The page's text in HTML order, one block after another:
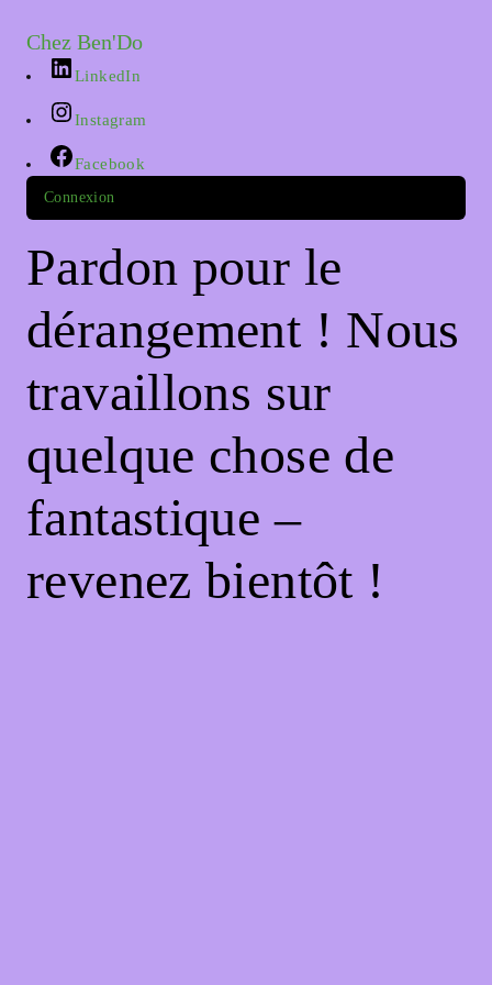
Chez Ben'Do
LinkedIn
Instagram
Facebook
Connexion
Pardon pour le
dérangement ! Nous
travaillons sur
quelque chose de
fantastique –
revenez bientôt !